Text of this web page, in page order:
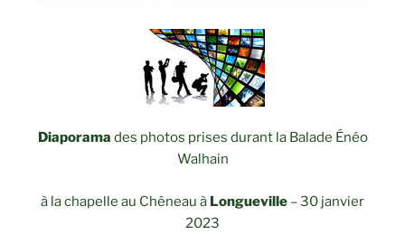
Diaporama des photos prises durant la Balade Énéo
Walhain
à la chapelle au Chêneau à Longueville –30 janvier
2023